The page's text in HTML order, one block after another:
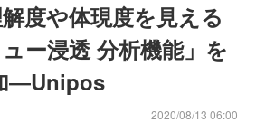
度や体現度を見える
ー浸透 分析機能」を
―Unipos
2020/08/13 06:00